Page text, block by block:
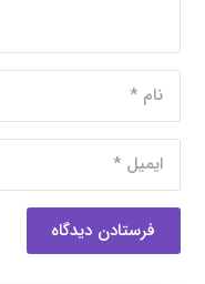
فرستادن دیدگاه